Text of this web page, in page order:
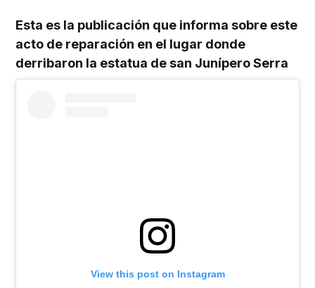
Esta es la publicación que informa sobre este
acto de reparación en el lugar donde
derribaron la estatua de san Junípero Serra
View this post on Instagram